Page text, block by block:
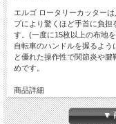
エルゴ ロータリーカッター
プにより驚くほど手首に負担
す。(一度に15枚以上の布地
自転車のハンドルを握るよ
と優れた操作性で関節炎や
めです。
商品詳細
ブランド Mertelli
▼